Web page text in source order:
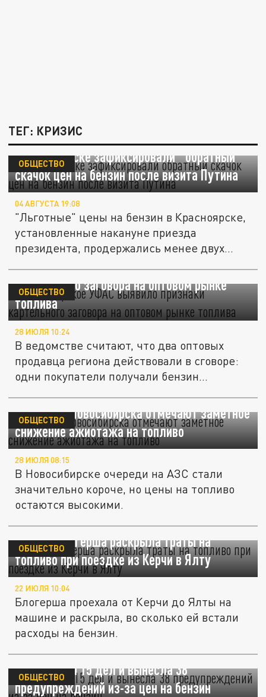
ТЕГ: КРИЗИС
В Красноярске зафиксировали "обратный"
скачок цен на бензин после визита Путина
ОБЩЕСТВО
04 АВГУСТА 19:08
"Льготные" цены на бензин в Красноярске,
установленные накануне приезда
президента, продержались менее двух...
Новосибирское УФАС выявило признаки
картельного заговора на оптовом рынке
топлива
ОБЩЕСТВО
28 ИЮЛЯ 10:24
В ведомстве считают, что два оптовых
продавца региона действовали в сговоре:
одни покупатели получали бензин...
Водители Новосибирска отмечают заметное
снижение ажиотажа на топливо
ОБЩЕСТВО
28 ИЮЛЯ 08:15
В Новосибирске очереди на АЗС стали
значительно короче, но цены на топливо
остаются высокими.
Тревел-блогерша раскрыла траты на
топливо при поездке из Керчи в Ялту
ОБЩЕСТВО
22 ИЮЛЯ 10:04
Блогерша проехала от Керчи до Ялты на
машине и раскрыла, во сколько ей встали
расходы на бензин.
ФАС завела 15 дел и вынесла 38
предупреждений из-за цен на бензин
ОБЩЕСТВО